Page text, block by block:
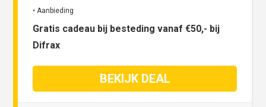
• Aanbieding
Gratis cadeau bij besteding vanaf €50,- bij
Difrax
BEKIJK DEAL